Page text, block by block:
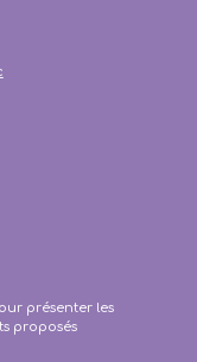
présenter les
proposés